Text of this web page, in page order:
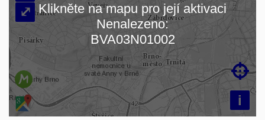
Načítám mapu…
i

⤢ Klikněte na mapu pro její aktivaci
Nenalezeno:
BVA03N01002